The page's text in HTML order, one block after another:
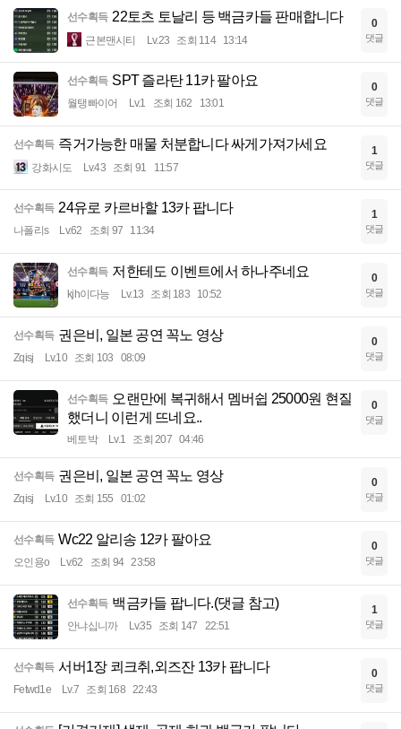
선수획득 22토츠 토날리 등 백금카들 판매합니다
근본맨시티 Lv.23 조회 114 13:14
0
댓글
선수획득 SPT 즐라탄 11카 팔아요
월탱빠이어 Lv.1 조회 162 13:01
0
댓글
선수획득 즉거가능한 매물 처분합니다 싸게가져가세요
강화시도 Lv.43 조회 91 11:57
1
댓글
선수획득 24유로 카르바할 13카 팝니다
나폴리s Lv.62 조회 97 11:34
1
댓글
선수획득 저한테도 이벤트에서 하나주네요
kjh이다능 Lv.13 조회 183 10:52
0
댓글
선수획득 권은비, 일본 공연 꼭노 영상
Zqisj Lv.10 조회 103 08:09
0
댓글
선수획득 오랜만에 복귀해서 멤버쉽 25000원 현질
했더니 이런게 뜨네요..
베토박 Lv.1 조회 207 04:46
0
댓글
선수획득 권은비, 일본 공연 꼭노 영상
Zqisj Lv.10 조회 155 01:02
0
댓글
선수획득 Wc22 알리송 12카 팔아요
오인용o Lv.62 조회 94 23:58
0
댓글
선수획득 백금카들 팝니다.(댓글 참고)
안냐십니까 Lv.35 조회 147 22:51
1
댓글
선수획득 서버1장 쾨크취,외즈잔 13카 팝니다
Fetwd1e Lv.7 조회 168 22:43
0
댓글